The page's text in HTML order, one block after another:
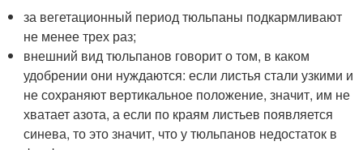
за вегетационный период тюльпаны подкармливают
не менее трех раз;
внешний вид тюльпанов говорит о том, в каком
удобрении они нуждаются: если листья стали узкими и
не сохраняют вертикальное положение, значит, им не
хватает азота, а если по краям листьев появляется
синева, то это значит, что у тюльпанов недостаток в